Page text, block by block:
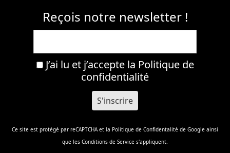
Reçois notre newsletter !
J’ai lu et j’accepte la Politique de
confidentialité
Ce site est protégé par reCAPTCHA et la Politique de Confidentalité de Google ainsi
que les Conditions de Service s'appliquent.